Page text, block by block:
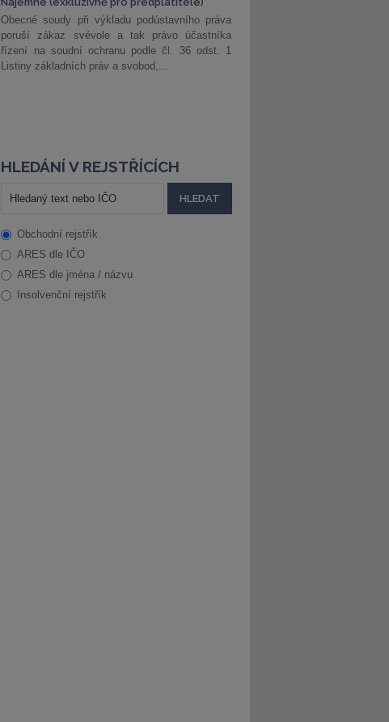
Obecné soudy při výkladu podústavního práva
poruší zákaz svévole a tak právo účastníka
řízení na soudní ochranu podle čl. 36 odst. 1
Listiny základních práv a svobod,...
HLEDÁNÍ V REJSTŘÍCÍCH
Obchodní rejstřík
ARES dle IČO
ARES dle jména / názvu
Insolvenční rejstřík